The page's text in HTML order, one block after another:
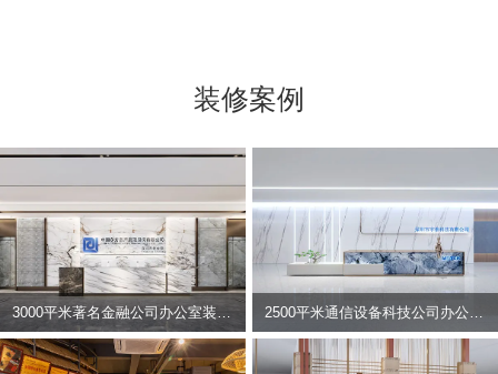
装修案例
2500平米通信设备科技公司办公室设计 | 宇泰科技